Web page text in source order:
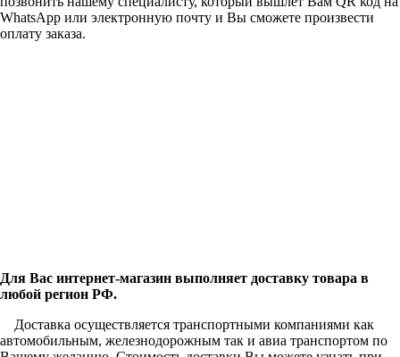
WhatsApp или электронную почту и Вы сможете произвести
оплату заказа.
Для Вас интернет-магазин выполняет доставку товара в
любой регион РФ.
Доставка осуществляется транспортными компаниями как
автомобильным, железнодорожным так и авиа транспортом по